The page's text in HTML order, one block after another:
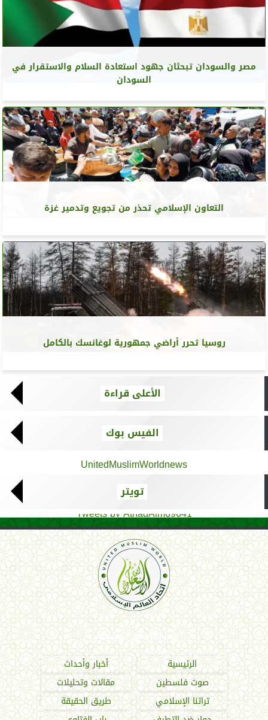
مصر والسودان تبحثان جهود استعادة السلام والاستقرار في
السودان
التعاون الإسلامي تحذر من تجويع وتدمير غزة
روسيا تحرر أراضي جمهورية لوغانسك بالكامل
الأعلى قراءة
الفيس بوك
UnitedMuslimWorldnews
تويتر
Tweets by AthadAlm69641
اتحاد العالم الإسلامي
الرئيسية
أخبار وأحداث
صوت فلسطين
مقالات وتحليلات
تراثنا الإسلامي
طريق الحقيقة